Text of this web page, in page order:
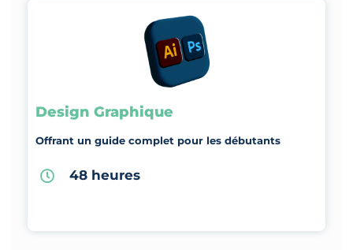
Design Graphique
Offrant un guide complet pour les débutants
48 heures